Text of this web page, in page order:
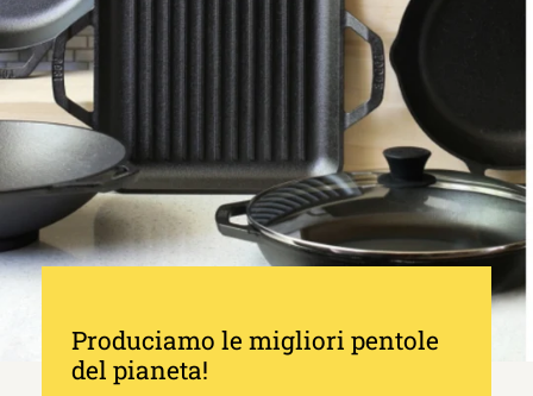
Produciamo le migliori pentole
del pianeta!